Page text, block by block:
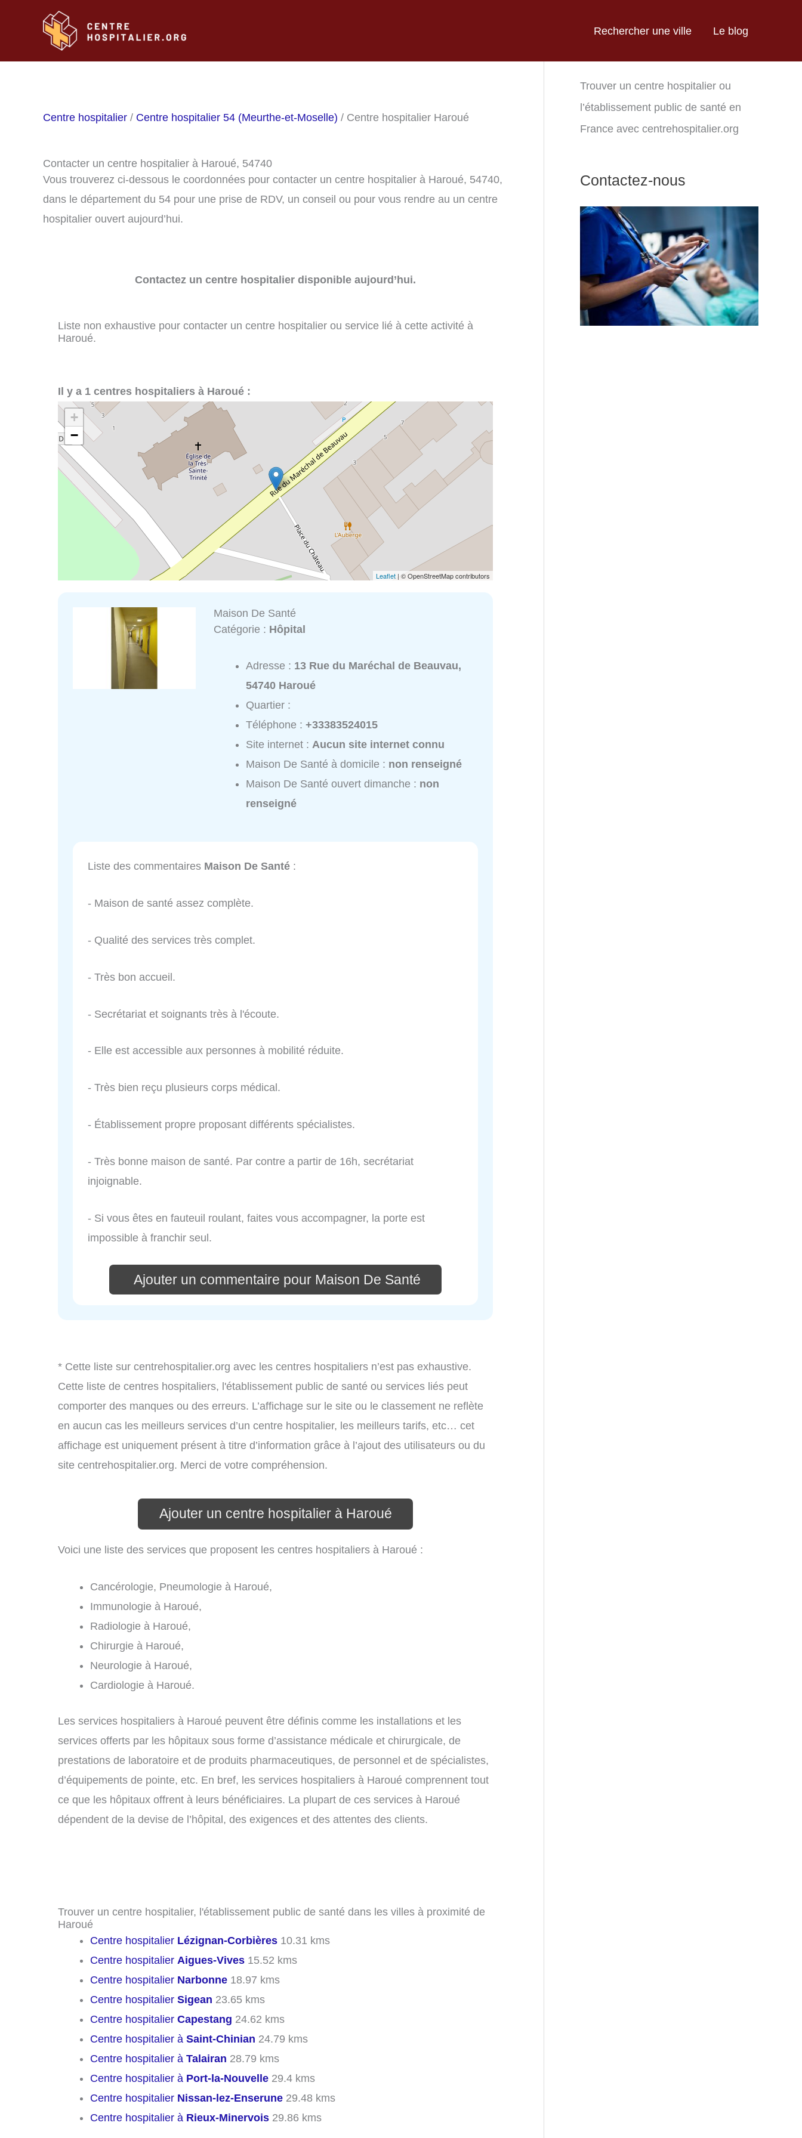
Rechercher une ville Le blog
Centre hospitalier / Centre hospitalier 54 (Meurthe-et-Moselle) / Centre hospitalier Haroué
Contacter un centre hospitalier à Haroué, 54740
Vous trouverez ci-dessous le coordonnées pour contacter un centre hospitalier à Haroué, 54740,
dans le département du 54 pour une prise de RDV, un conseil ou pour vous rendre au un centre
hospitalier ouvert aujourd’hui.
Contactez un centre hospitalier disponible aujourd’hui.
Liste non exhaustive pour contacter un centre hospitalier ou service lié à cette activité à
Haroué.
Il y a 1 centres hospitaliers à Haroué :
+
−
Leaflet | © OpenStreetMap contributors
Maison De Santé
Catégorie : Hôpital
Adresse : 13 Rue du Maréchal de Beauvau,
54740 Haroué
Quartier :
Téléphone :+33383524015
Site internet :Aucun site internet connu
Maison De Santé à domicile : non renseigné
Maison De Santé ouvert dimanche : non
renseigné
Liste des commentaires Maison De Santé :
- Maison de santé assez complète.
- Qualité des services très complet.
- Très bon accueil.
- Secrétariat et soignants très à l'écoute.
- Elle est accessible aux personnes à mobilité réduite.
- Très bien reçu plusieurs corps médical.
- Établissement propre proposant différents spécialistes.
- Très bonne maison de santé. Par contre a partir de 16h, secrétariat
injoignable.
- Si vous êtes en fauteuil roulant, faites vous accompagner, la porte est
impossible à franchir seul.
Ajouter un commentaire pour Maison De Santé
* Cette liste sur centrehospitalier.org avec les centres hospitaliers n’est pas exhaustive.
Cette liste de centres hospitaliers, l'établissement public de santé ou services liés peut
comporter des manques ou des erreurs. L’affichage sur le site ou le classement ne reflète
en aucun cas les meilleurs services d’un centre hospitalier, les meilleurs tarifs, etc… cet
affichage est uniquement présent à titre d’information grâce à l’ajout des utilisateurs ou du
site centrehospitalier.org. Merci de votre compréhension.
Ajouter un centre hospitalier à Haroué
Voici une liste des services que proposent les centres hospitaliers à Haroué :
Cancérologie, Pneumologie à Haroué,
Immunologie à Haroué,
Radiologie à Haroué,
Chirurgie à Haroué,
Neurologie à Haroué,
Cardiologie à Haroué.
Les services hospitaliers à Haroué peuvent être définis comme les installations et les
services offerts par les hôpitaux sous forme d’assistance médicale et chirurgicale, de
prestations de laboratoire et de produits pharmaceutiques, de personnel et de spécialistes,
d’équipements de pointe, etc. En bref, les services hospitaliers à Haroué comprennent tout
ce que les hôpitaux offrent à leurs bénéficiaires. La plupart de ces services à Haroué
dépendent de la devise de l’hôpital, des exigences et des attentes des clients.
Trouver un centre hospitalier, l'établissement public de santé dans les villes à proximité de
Haroué
Centre hospitalier Lézignan-Corbières 10.31 kms
Centre hospitalier Aigues-Vives 15.52 kms
Centre hospitalier Narbonne 18.97 kms
Centre hospitalier Sigean 23.65 kms
Centre hospitalier Capestang 24.62 kms
Centre hospitalier à Saint-Chinian 24.79 kms
Centre hospitalier à Talairan 28.79 kms
Centre hospitalier à Port-la-Nouvelle 29.4 kms
Centre hospitalier Nissan-lez-Enserune 29.48 kms
Centre hospitalier à Rieux-Minervois 29.86 kms
Trouver un centre hospitalier ou
l’établissement public de santé en
France avec centrehospitalier.org
Contactez-nous